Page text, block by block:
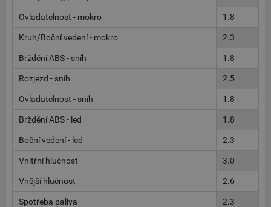
Ovladatelnost - mokro 1.8
Kruh/Boční vedení - mokro 2.3
Brždění ABS - sníh 1.8
Rozjezd - sníh 2.5
Ovladatelnost - sníh 1.8
Brždění ABS - led 1.8
Boční vedení - led 2.3
Vnitřní hlučnost 3.0
Vnější hlučnost 2.6
Spotřeba paliva 2.3